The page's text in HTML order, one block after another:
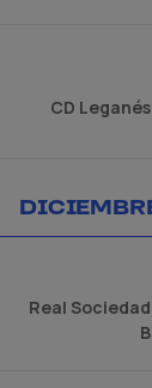
CD Leganés
Real Sociedad
B